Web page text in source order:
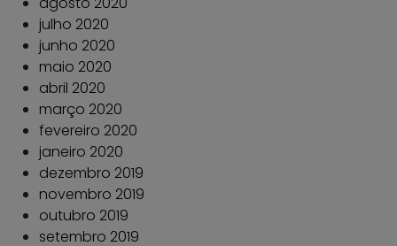
julho 2020
junho 2020
maio 2020
abril 2020
março 2020
fevereiro 2020
janeiro 2020
dezembro 2019
novembro 2019
outubro 2019
setembro 2019